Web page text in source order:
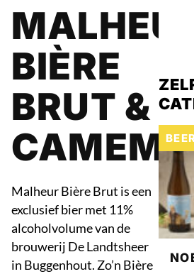
BIÈRE
BRUT &
Malheur Bière Brut is een
exclusief bier met 11%
alcoholvolume van de
brouwerij De Landtsheer
in Buggenhout. Zo’n Bière